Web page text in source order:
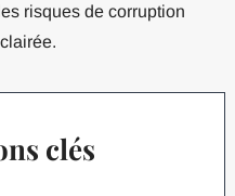
risques de corruption
clés